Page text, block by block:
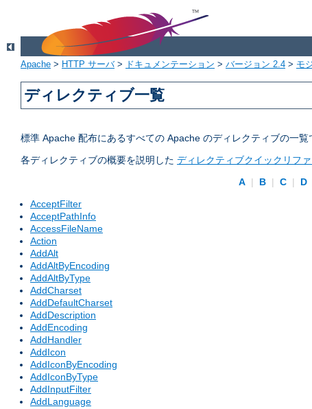
Apache > HTTP サーバ> ドキュメンテーション > バージョン 2.4 > モ
ディレクティブ一覧
標準 Apache 配布にあるすべての Apache のディレクティブの一
各ディレクティブの概要を説明した ディレクティブクイックリフ
A | B | C | D
AcceptFilter
AcceptPathInfo
AccessFileName
Action
AddAlt
AddAltByEncoding
AddAltByType
AddCharset
AddDefaultCharset
AddDescription
AddEncoding
AddHandler
AddIcon
AddIconByEncoding
AddIconByType
AddInputFilter
AddLanguage